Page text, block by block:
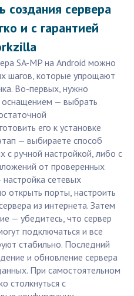
создания сервера
и с гарантией
SA-MP на Android можно
шагов, которые упрощают
Во-первых, нужно
оснащением — выбрать
его к установке
— выбираете способ
с ручной настройкой, либо с
от проверенных
сетевых
открыть порты, настроить
из интернета. Затем
— убедитесь, что сервер
подключаться и все
стабильно. Последний
и обновление сервера
При самостоятельном
столкнуться с